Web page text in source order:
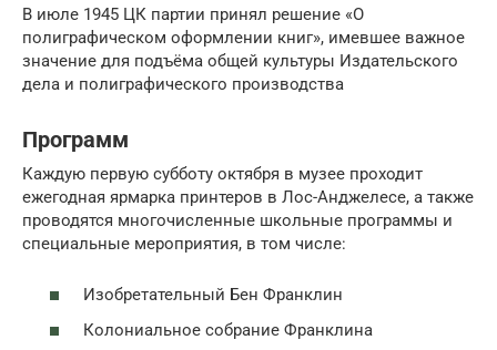
В июле 1945 ЦК партии принял решение «О
полиграфическом оформлении книг», имевшее важное
значение для подъёма общей культуры Издательского
дела и полиграфического производства
Программ
Каждую первую субботу октября в музее проходит
ежегодная ярмарка принтеров в Лос-Анджелесе, а также
проводятся многочисленные школьные программы и
специальные мероприятия, в том числе:
Изобретательный Бен Франклин
Колониальное собрание Франклина